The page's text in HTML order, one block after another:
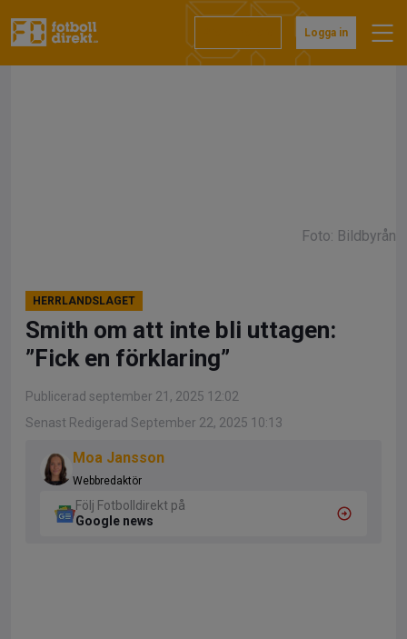
till
Logga in
Foto: Bildbyrån
HERRLANDSLAGET
Smith om att inte bli uttagen:
”Fick en förklaring”
Publicerad september 21, 2025 12:02
Senast Redigerad September 22, 2025 10:13
Moa Jansson
Webbredaktör
Följ Fotbolldirekt på
Google news